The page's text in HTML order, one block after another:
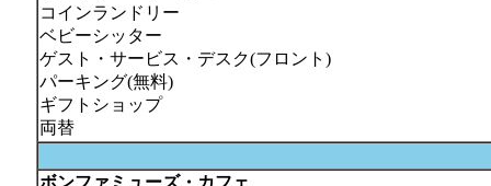
コインランドリー
ベビーシッター
ゲスト・サービス・デスク(フロント)
パーキング(無料)
ギフトショップ
両替
ボンファミューズ・カフェ